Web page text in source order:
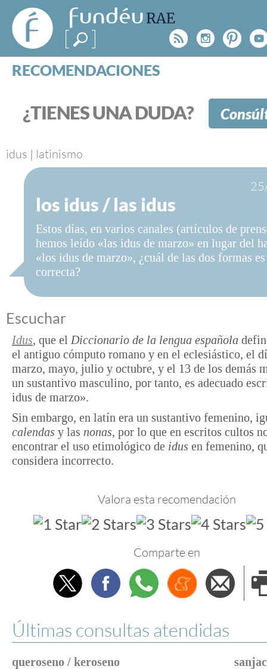
FundéuRAE
- Fundación
del Español
Urgente
Rss
RECOMENDACIONES
CATEGORÍAS
ESPECIALES
BLOG
NOTICIAS
SOBRE LA FUNDÉURAE
FundéuRAE es una fundación patrocinada por la
el buen uso del español en los medios de
Internet.
¿TIENES UNA DUDA?
idus | latinismo
los idus / las idus
Estos días, en varios canales (artículos de
hemos leído «las idus de marzo» en lugar del
«los idus de marzo», ¿cuál de las dos formas
correcta?
Escuchar
Idus, que el Diccionario de la lengua española
el antiguo cómputo romano y en el eclesiástico, el
marzo, mayo, julio y octubre, y el 13 de los demás
un sustantivo masculino, por tanto, es adecuado
idus de marzo».
Sin embargo, en latín era un sustantivo femenino,
calendas y las nonas, por lo que en escritos cultos
encontrar el uso etimológico de idus en femenino,
considera incorrecto.
Valora esta recomendación
Comparte en
TwitterFacebookWhatsappMenéame
Últimas consultas atendidas
queroseno / keroseno